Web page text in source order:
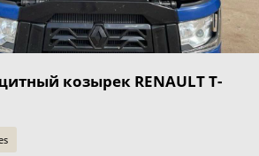
козырек RENAULT T-